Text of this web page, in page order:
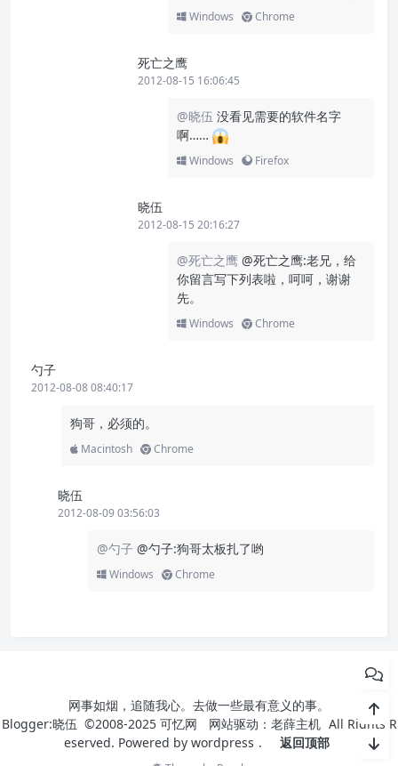
Windows Chrome
死亡之鹰
2012-08-15 16:06:45
@晓伍 没看见需要的软件名字
啊……
Windows Firefox
晓伍
2012-08-15 20:16:27
@死亡之鹰 @死亡之鹰:老兄，给
你留言写下列表啦，呵呵，谢谢
先。
Windows Chrome
勺子
2012-08-08 08:40:17
狗哥，必须的。
Macintosh Chrome
晓伍
2012-08-09 03:56:03
@勺子 @勺子:狗哥太板扎了哟
Windows Chrome
网事如烟，追随我心。去做一些最有意义的事。
Blogger:晓伍 ©2008-2025 可忆网 网站驱动： 老薛主机 All Rights R
eserved. Powered by wordpress . 返回顶部